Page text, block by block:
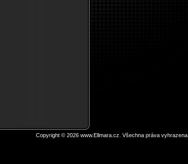
Copyright © 2026 www.Ellmara.cz. Všechna práva vyhrazena.